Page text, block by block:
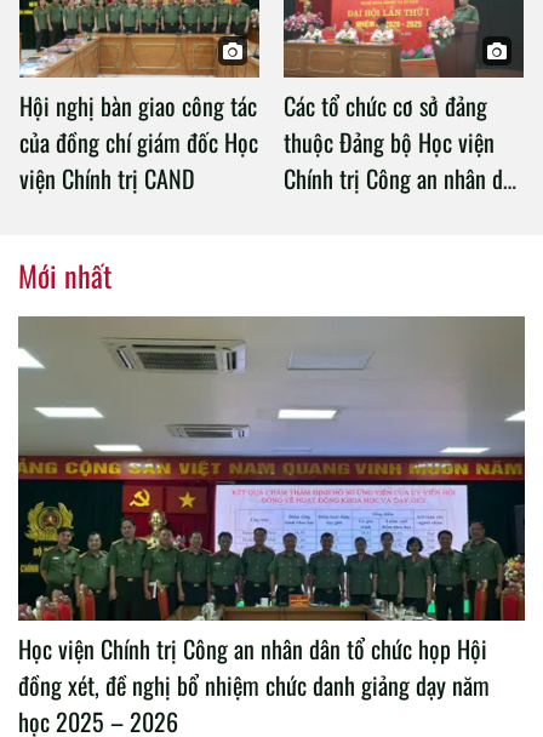
Hội nghị bàn giao công tác
của đồng chí giám đốc Học
viện Chính trị CAND
Các tổ chức cơ sở đảng
thuộc Đảng bộ Học viện
Chính trị Công an nhân dân
Mới nhất
Học viện Chính trị Công an nhân dân tổ chức họp Hội
đồng xét, đề nghị bổ nhiệm chức danh giảng dạy năm
học 2025 – 2026